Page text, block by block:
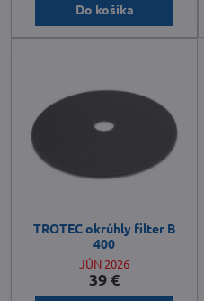
Do košíka
TROTEC okrúhly filter B
400
JÚN 2026
39 €